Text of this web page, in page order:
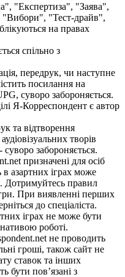
"Експертиза", "Заява",
"Тест-драйв",
на правах
спільно з
передрук, чи наступне
посилання на
суворо забороняється.
Я-Корреспондент є автор
та відтворення
творів
забороняється.
призначені для осіб
азартних іграх може
Дотримуйтесь правил
При виявленні перших
до спеціаліста.
іграх не може бути
роботі.
не проводить
гроші, також сайт не
ставок та інших
бути пов’язані з